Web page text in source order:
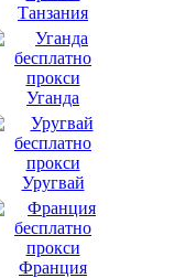
Танзания
Уганда
Уругвай
Франция